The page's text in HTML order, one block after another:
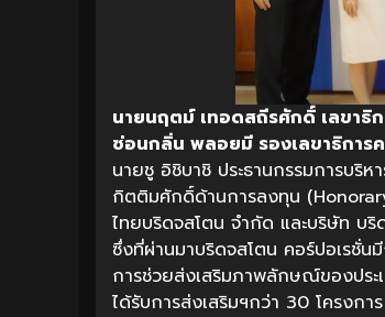
นายนฤตม์ เทอดสถีรศักดิ์ เลขาธิ
ซ่อนกลิ่น พลอยมี รองเลขาธิการ
นายชู อิชิบาชิ ประธานกรรมการบริ
กิตติมศักดิ์ด้านการลงทุน
ไทยบริดจสโตน จำกัด และบริษัท บ
ซึ่งที่ผ่านมาบริดจสโตน คอร์ปอเรชั่น
การช่วยส่งเสริมภาพลักษณ์ของประ
ได้รับการส่งเสริมฯกว่า 30 โครงก